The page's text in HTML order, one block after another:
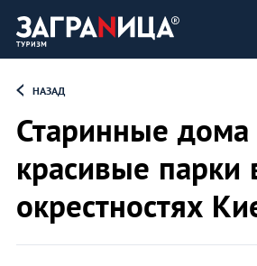
НАЗАД
Старинные дома
красивые парки
окрестностях